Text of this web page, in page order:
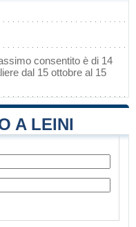
consentito è di 14
dal 15 ottobre al 15
A LEINI